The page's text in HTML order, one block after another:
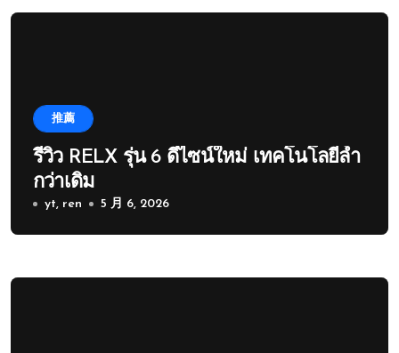
推薦
รีวิว RELX รุ่น 6 ดีไซน์ใหม่ เทคโนโลยีล้ำ
กว่าเดิม
yt, ren 5 月 6, 2026